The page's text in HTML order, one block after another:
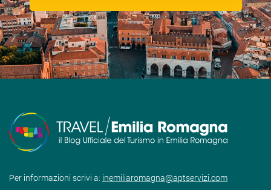
Per informazioni scrivi a: inemiliaromagna@aptservizi.com